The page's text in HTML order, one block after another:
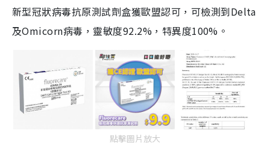
新型冠狀病毒抗原測試劑盒獲歐盟認可，可檢測到Delta
及Omicorn病毒，靈敏度92.2%，特異度100%。
點擊圖片放大